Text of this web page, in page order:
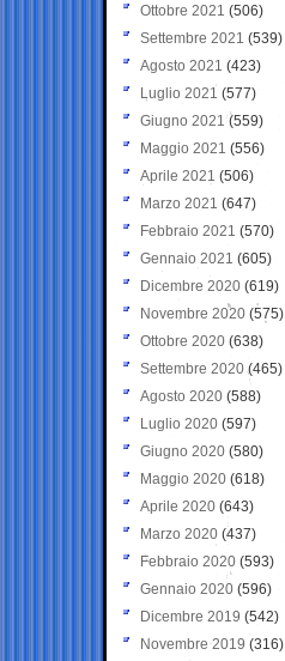
Ottobre 2021 (506)
Settembre 2021 (539)
Agosto 2021 (423)
Luglio 2021 (577)
Giugno 2021(559)
Maggio 2021 (556)
Aprile 2021 (506)
Marzo 2021 (647)
Febbraio 2021 (570)
Gennaio 2021 (605)
Dicembre 2020 (619)
Novembre 2020 (575)
Ottobre 2020 (638)
Settembre 2020(465)
Agosto 2020 (588)
Luglio 2020 (597)
Giugno 2020 (580)
Maggio 2020 (618)
Aprile 2020 (643)
Marzo 2020 (437)
Febbraio 2020 (593)
Gennaio 2020 (596)
Dicembre 2019 (542)
Novembre 2019 (316)